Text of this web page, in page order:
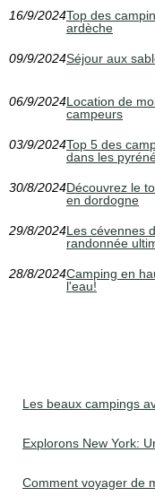
16/9/2024Top des
ardèche
09/9/2024Séjour aux
06/9/2024Location de
campeurs
03/9/2024Top 5 des
dans les
30/8/2024Découvrez le
en dordogne
29/8/2024Les cévennes
randonnée
28/8/2024Camping en
l'eau!
Les beaux campings
Explorons New York:
Comment voyager de